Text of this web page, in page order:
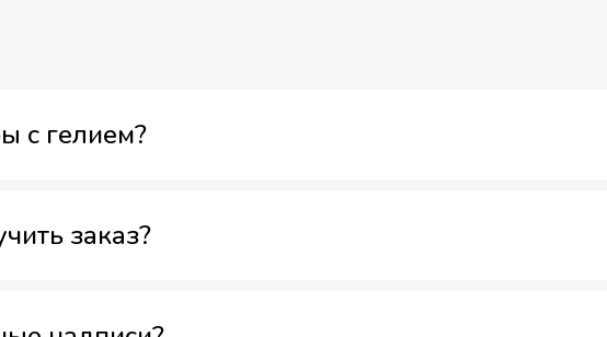
с гелием?
заказ?